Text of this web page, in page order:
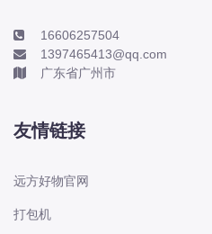
标致-进口
比亚迪
比亚迪商用车
比速
16606257504
1397465413@qq.com
广东省广州市
友情链接
远方好物官网
打包机